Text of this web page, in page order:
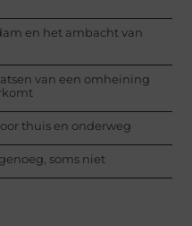
en het ambacht van
van een omheining
thuis en onderweg
soms niet